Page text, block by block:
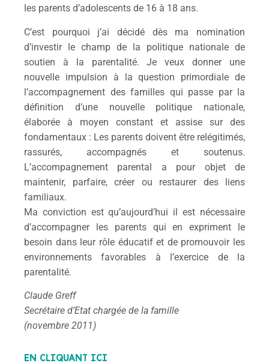
les parents d’adolescents de 16 à 18 ans.
C’est pourquoi j’ai décidé dès ma nomination
d’investir le champ de la politique nationale de
soutien à la parentalité. Je veux donner une
nouvelle impulsion à la question primordiale de
l’accompagnement des familles qui passe par la
définition d’une nouvelle politique nationale,
élaborée à moyen constant et assise sur des
fondamentaux : Les parents doivent être relégitimés,
rassurés, accompagnés et soutenus.
L’accompagnement parental a pour objet de
maintenir, parfaire, créer ou restaurer des liens
familiaux.
Ma conviction est qu’aujourd’hui il est nécessaire
d’accompagner les parents qui en expriment le
besoin dans leur rôle éducatif et de promouvoir les
environnements favorables à l’exercice de la
parentalité.
Claude Greff
Secrétaire d’Etat chargée de la famille
(novembre 2011)
EN CLIQUANT ICI